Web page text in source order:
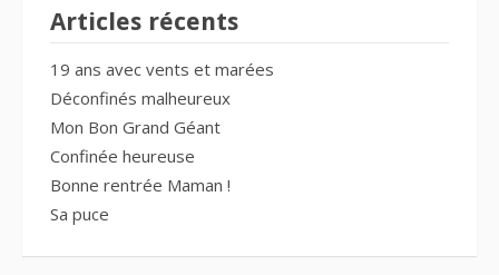
Articles récents
19 ans avec vents et marées
Déconfinés malheureux
Mon Bon Grand Géant
Confinée heureuse
Bonne rentrée Maman !
Sa puce